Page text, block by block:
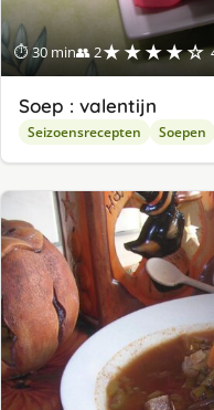
⏱ 30 min👥 2★★★★☆
Soep : valentijn
Seizoensrecepten Soepen